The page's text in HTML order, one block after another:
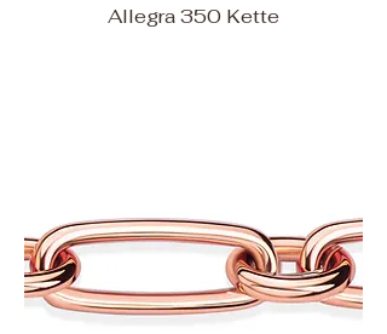
Allegra 350 Kette